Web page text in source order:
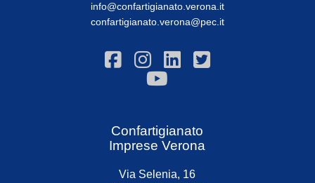
info@confartigianato.verona.it
confartigianato.verona@pec.it
Confartigianato
Imprese Verona
Via Selenia, 16